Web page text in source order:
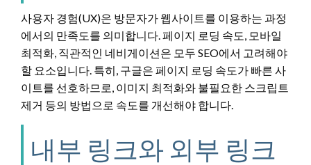
사용자 경험(UX)은 방문자가 웹사이트를 이용하는 과정
에서의 만족도를 의미합니다. 페이지 로딩 속도, 모바일
최적화, 직관적인 네비게이션은 모두 SEO에서 고려해야
할 요소입니다. 특히, 구글은 페이지 로딩 속도가 빠른 사
이트를 선호하므로, 이미지 최적화와 불필요한 스크립트
제거 등의 방법으로 속도를 개선해야 합니다.
내부 링크와 외부 링크